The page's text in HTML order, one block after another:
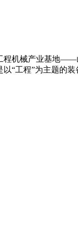
机械产业基地——
“工程”为主题的